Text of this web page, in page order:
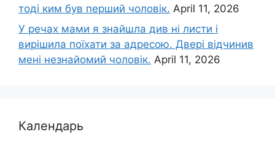
тоді ким був перший чоловік. April 11, 2026
У речах мами я знайшла див ні листи і
вирішила поїхати за адресою. Двері відчинив
мені незнайомий чоловік. April 11, 2026
Календарь